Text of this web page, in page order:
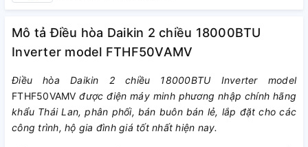
Mô tả Điều hòa Daikin 2 chiều 18000BTU
Inverter model FTHF50VAMV
Điều hòa Daikin 2 chiều 18000BTU Inverter model
FTHF50VAMV được điện máy minh phương nhập chính hãng
khẩu Thái Lan, phân phối, bán buôn bán lẻ, lắp đặt cho các
công trình, hộ gia đình giá tốt nhất hiện nay.